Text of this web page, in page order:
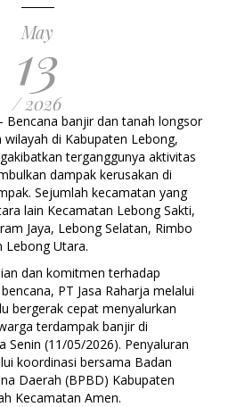
May
13
/ 2026
banjir dan tanah longsor
di Kabupaten Lebong,
terganggunya aktivitas
dampak kerusakan di
Sejumlah kecamatan yang
lain Kecamatan Lebong Sakti,
Jaya, Lebong Selatan, Rimbo
Lebong Utara.
dan komitmen terhadap
PT Jasa Raharja melalui
bergerak cepat menyalurkan
terdampak banjir di
Senin (11/05/2026). Penyaluran
koordinasi bersama Badan
Daerah (BPBD) Kabupaten
Kecamatan Amen.